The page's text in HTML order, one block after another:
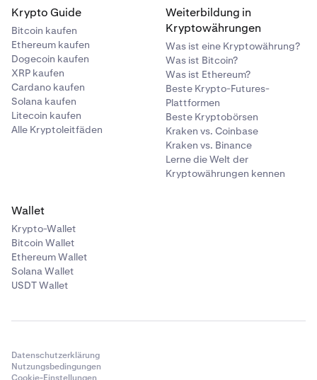
Krypto Guide
Bitcoin kaufen
Ethereum kaufen
Dogecoin kaufen
XRP kaufen
Cardano kaufen
Solana kaufen
Litecoin kaufen
Alle Kryptoleitfäden
Weiterbildung in
Kryptowährungen
Was ist eine Kryptowährung?
Was ist Bitcoin?
Was ist Ethereum?
Beste Krypto-Futures-
Plattformen
Beste Kryptobörsen
Kraken vs. Coinbase
Kraken vs. Binance
Lerne die Welt der
Kryptowährungen kennen
Wallet
Krypto-Wallet
Bitcoin Wallet
Ethereum Wallet
Solana Wallet
USDT Wallet
Datenschutzerklärung
Nutzungsbedingungen